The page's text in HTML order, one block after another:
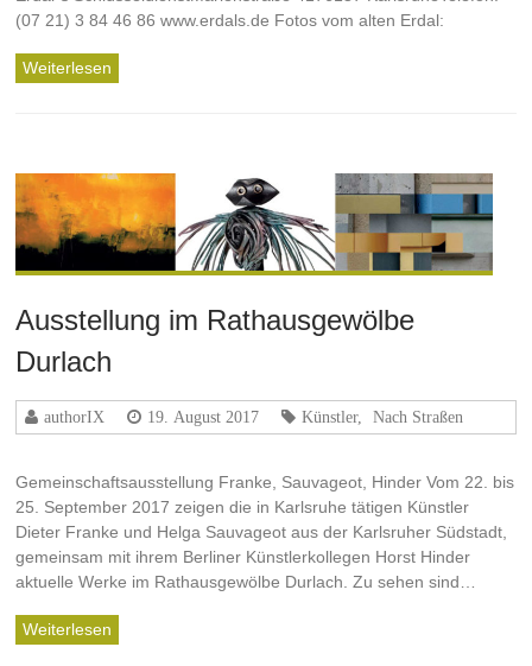
(07 21) 3 84 46 86 www.erdals.de Fotos vom alten Erdal:
Weiterlesen
Ausstellung im Rathausgewölbe
Durlach
authorIX 19. August 2017 Künstler, Nach Straßen
Gemeinschaftsausstellung Franke, Sauvageot, Hinder Vom 22. bis
25. September 2017 zeigen die in Karlsruhe tätigen Künstler
Dieter Franke und Helga Sauvageot aus der Karlsruher Südstadt,
gemeinsam mit ihrem Berliner Künstlerkollegen Horst Hinder
aktuelle Werke im Rathausgewölbe Durlach. Zu sehen sind…
Weiterlesen